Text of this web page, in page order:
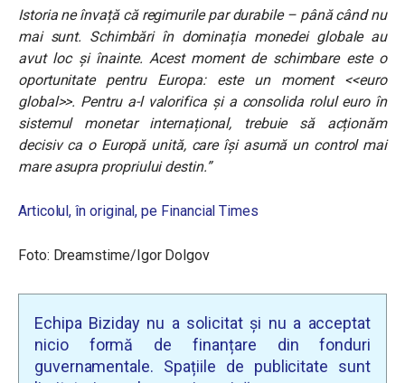
Istoria ne învață că regimurile par durabile – până când nu
mai sunt. Schimbări în dominația monedei globale au
avut loc și înainte. Acest moment de schimbare este o
oportunitate pentru Europa: este un moment <<euro
global>>. Pentru a-l valorifica și a consolida rolul euro în
sistemul monetar internațional, trebuie să acționăm
decisiv ca o Europă unită, care își asumă un control mai
mare asupra propriului destin.”
Articolul, în original, pe Financial Times
Foto: Dreamstime/Igor Dolgov
Echipa Biziday nu a solicitat și nu a acceptat
nicio formă de finanțare din fonduri
guvernamentale. Spațiile de publicitate sunt